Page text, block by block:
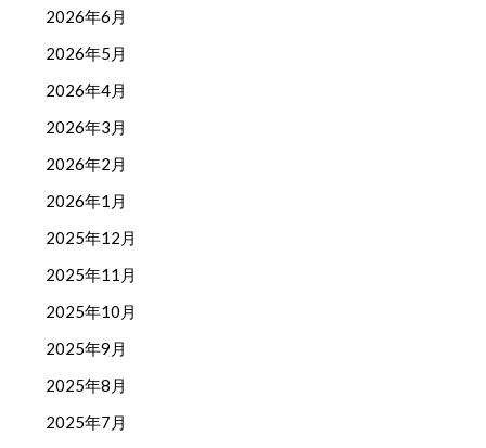
2026年6月
2026年5月
2026年4月
2026年3月
2026年2月
2026年1月
2025年12月
2025年11月
2025年10月
2025年9月
2025年8月
2025年7月